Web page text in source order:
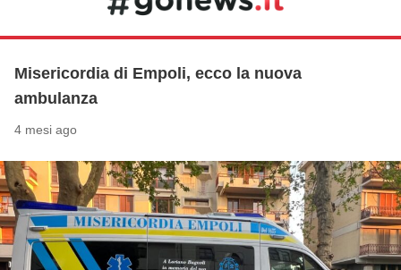
Misericordia di Empoli, ecco la nuova
ambulanza
4 mesi ago